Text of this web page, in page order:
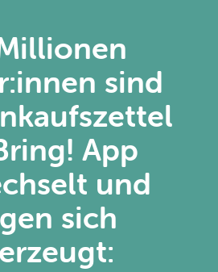
sind
App
und
sich